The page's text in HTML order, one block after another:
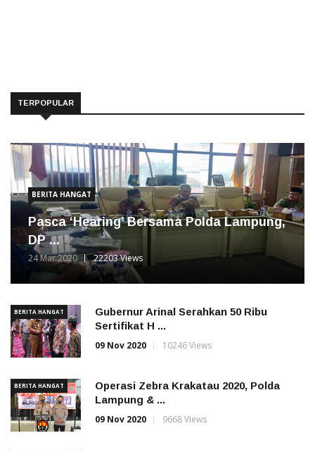
TERPOPULAR
BERITA HANGAT
Pasca ‘Hearing’ Bersama Polda Lampung,
DP ...
24 Mar 2020 22203 Views
BERITA HANGAT
Gubernur Arinal Serahkan 50 Ribu
Sertifikat H ...
09 Nov 2020
10246 Views
BERITA HANGAT
Operasi Zebra Krakatau 2020, Polda
Lampung & ...
09 Nov 2020
9668 Views